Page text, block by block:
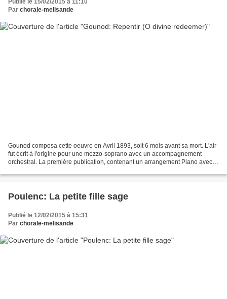
Publié le 15/02/2015 à 11:10
Par chorale-melisande
Gounod composa cette oeuvre en Avril 1893, soit 6 mois avant sa mort. L'air
fut écrit à l'origine pour une mezzo-soprano avec un accompagnement
orchestral. La première publication, contenant un arrangement Piano avec
Poulenc: La petite fille sage
Publié le 12/02/2015 à 15:31
Par chorale-melisande